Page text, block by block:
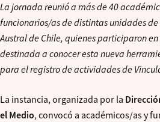
La jornada reunió a más de 40
funcionarios/as de distintas unidades
Austral de Chile, quienes participaron
destinada a conocer esta nueva
para el registro de actividades de
La instancia, organizada por la
el Medio, convocó a académicos/as y